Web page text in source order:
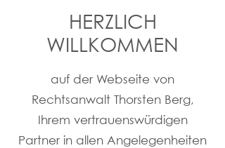
HERZLICH
WILLKOMMEN
auf der Webseite von
Rechtsanwalt Thorsten Berg,
Ihrem vertrauenswürdigen
Partner in allen Angelegenheiten